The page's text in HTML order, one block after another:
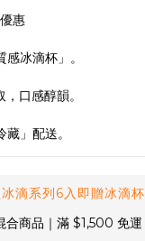
惠
冰滴杯」。
口感醇韻。
」配送。
滴系列6入即贈冰滴杯
合商品｜滿 $1,500 免運